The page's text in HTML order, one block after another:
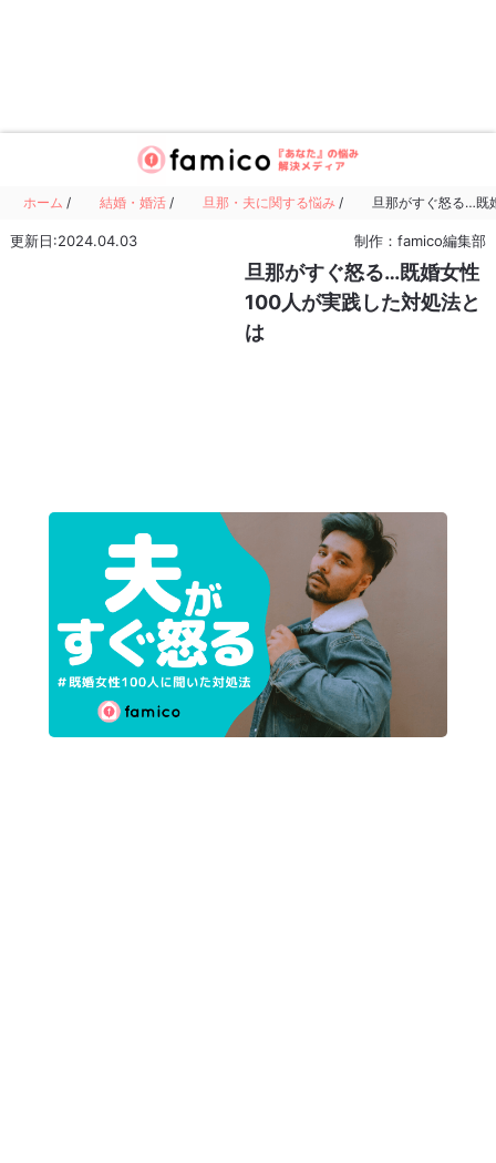
ホーム / 結婚・婚活 / 旦那・夫に関する悩み / 旦那がすぐ怒る…既
更新日:2024.04.03 制作：famico編集部
旦那がすぐ怒る…既婚女性
100人が実践した対処法と
は